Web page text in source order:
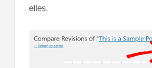
elles.